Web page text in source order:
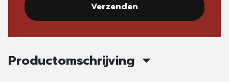
Verzenden
Productomschrijving